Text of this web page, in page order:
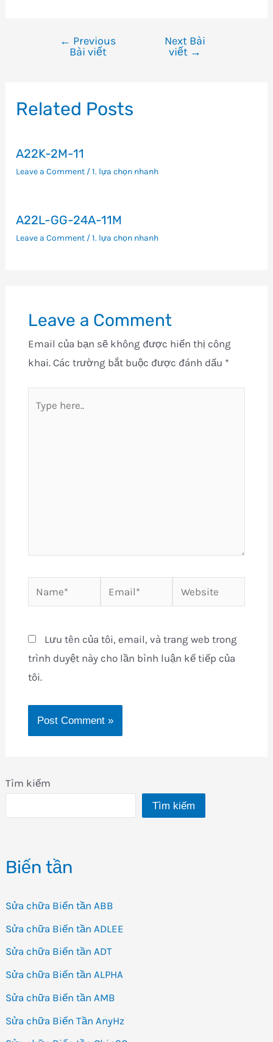
Tìm kiếm
Tìm kiếm
Biến tần
Sửa chữa Biến tần ABB
Sửa chữa Biến tần ADLEE
Sửa chữa Biến tần ADT
Sửa chữa Biến tần ALPHA
Sửa chữa Biến tần AMB
Sửa chữa Biến Tần AnyHz
viết
← Previous
Bài viết
Next Bài
viết →
Related Posts
A22K-2M-11
Leave a Comment /1. lựa chọn nhanh
A22L-GG-24A-11M
Leave a Comment /1. lựa chọn nhanh
Leave a Comment
Email của bạn sẽ không được hiển thị công
khai. Các trường bắt buộc được đánh dấu *
here..
Name* Email* Website
Lưu tên của tôi, email, và trang web trong
trình duyệt này cho lần bình luận kế tiếp của
tôi.